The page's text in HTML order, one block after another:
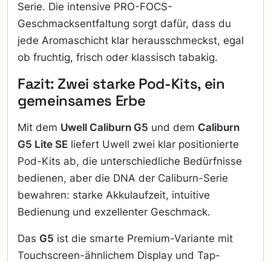
Serie. Die intensive PRO-FOCS-
Geschmacksentfaltung sorgt dafür, dass du
jede Aromaschicht klar herausschmeckst, egal
ob fruchtig, frisch oder klassisch tabakig.
Fazit: Zwei starke Pod-Kits, ein
gemeinsames Erbe
Mit dem Uwell Caliburn G5 und dem Caliburn
G5 Lite SE liefert Uwell zwei klar positionierte
Pod-Kits ab, die unterschiedliche Bedürfnisse
bedienen, aber die DNA der Caliburn-Serie
bewahren: starke Akkulaufzeit, intuitive
Bedienung und exzellenter Geschmack.
Das G5 ist die smarte Premium-Variante mit
Touchscreen-ähnlichem Display und Tap-